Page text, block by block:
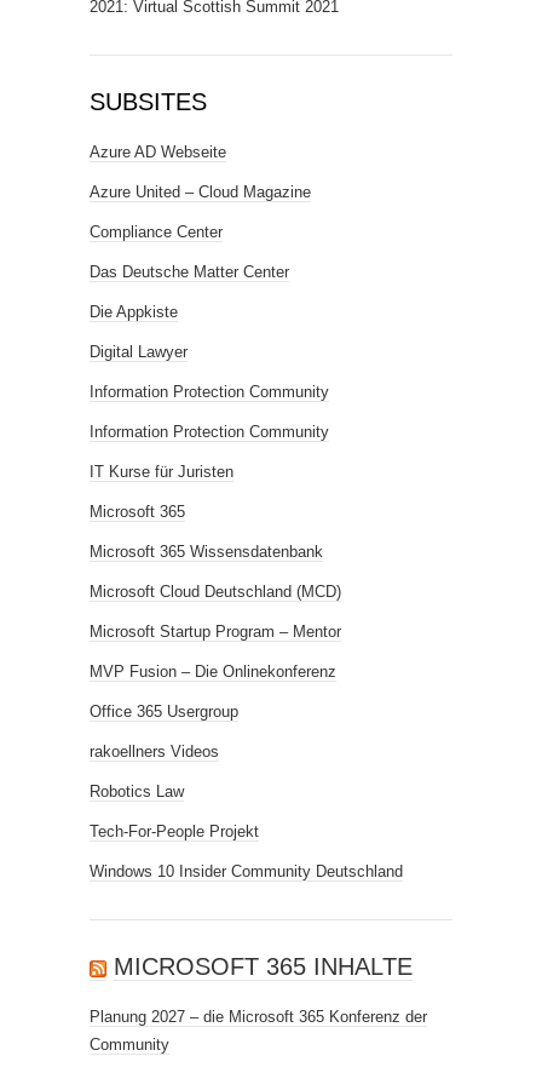
2021: Virtual Scottish Summit 2021
SUBSITES
Azure AD Webseite
Azure United – Cloud Magazine
Compliance Center
Das Deutsche Matter Center
Die Appkiste
Digital Lawyer
Information Protection Community
Information Protection Community
IT Kurse für Juristen
Microsoft 365
Microsoft 365 Wissensdatenbank
Microsoft Cloud Deutschland (MCD)
Microsoft Startup Program – Mentor
MVP Fusion – Die Onlinekonferenz
Office 365 Usergroup
rakoellners Videos
Robotics Law
Tech-For-People Projekt
Windows 10 Insider Community Deutschland
MICROSOFT 365 INHALTE
Planung 2027 – die Microsoft 365 Konferenz der
Community